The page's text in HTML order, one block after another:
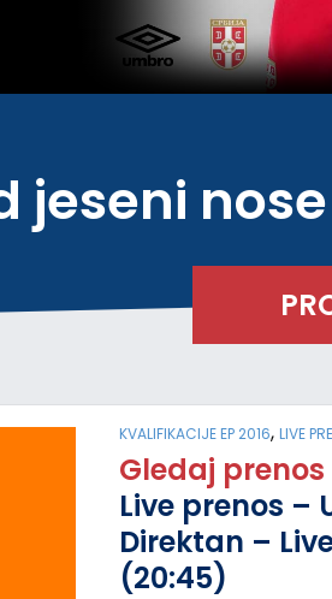
jeseni
KVALIFIKACIJE EP 2016, LIVE
Gledaj prenos
Live prenos –
Direktan –
(20:45)